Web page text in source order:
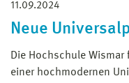
11.09.2024
Neue
Die Hochschule
einer hochmodernen